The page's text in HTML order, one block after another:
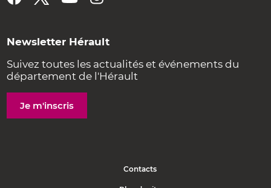
Newsletter Hérault
Suivez toutes les actualités et événements du
département de l'Hérault
Je m'inscris
Contacts